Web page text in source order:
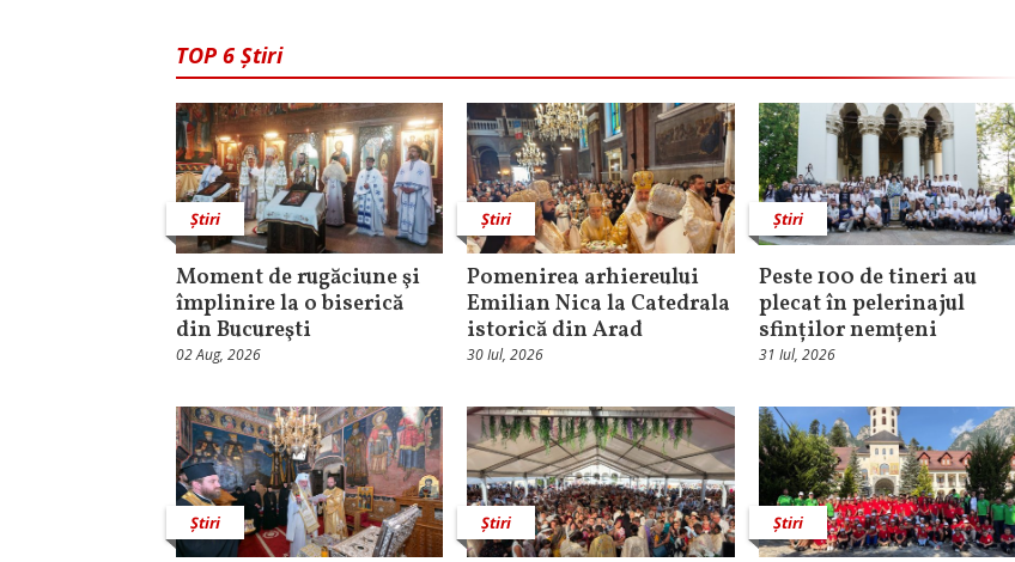
TOP 6 Știri
Știri
Moment de rugăciune şi
împlinire la o biserică
din Bucureşti
02 Aug, 2026
Știri
Pomenirea arhiereului
Emilian Nica la Catedrala
istorică din Arad
30 Iul, 2026
Știri
Peste 100 de tineri au
plecat în pelerinajul
sfinților nemțeni
31 Iul, 2026
Știri Știri Știri